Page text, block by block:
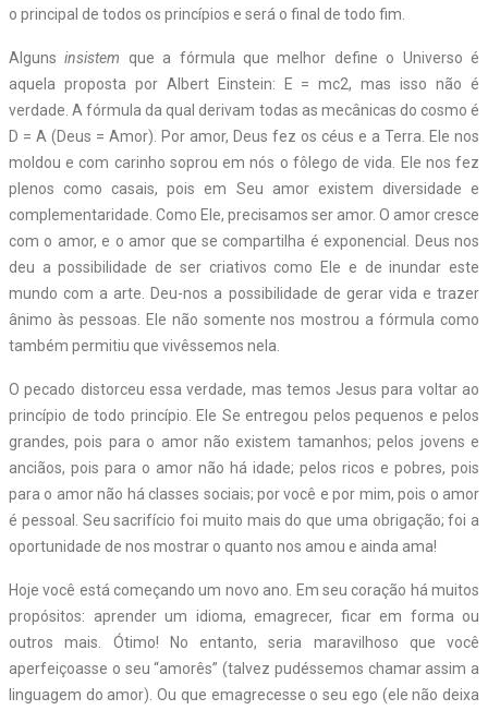
o principal de todos os princípios e será o final de todo fim.
Algunsinsistem que a fórmula que melhor define o Universo é
aquela proposta por Albert Einstein: E = mc2, mas isso não é
verdade. A fórmula da qual derivam todas as mecânicas do cosmo é
D = A (Deus = Amor). Por amor, Deus fez os céus e a Terra. Ele nos
moldou e com carinho soprou em nós o fôlego de vida. Ele nos fez
plenos como casais, pois em Seu amor existem diversidade e
complementaridade. Como Ele, precisamos ser amor. O amor cresce
com o amor, e o amor que se compartilha é exponencial. Deus nos
deu a possibilidade de ser criativos como Ele e de inundar este
mundo com a arte. Deu-nos a possibilidade de gerar vida e trazer
ânimo às pessoas. Ele não somente nos mostrou a fórmula como
também permitiu que vivêssemos nela.
O pecado distorceu essa verdade, mas temos Jesus para voltar ao
princípio de todo princípio. Ele Se entregou pelos pequenos e pelos
grandes, pois para o amor não existem tamanhos; pelos jovens e
anciãos, pois para o amor não há idade; pelos ricos e pobres, pois
para o amor não há classes sociais; por você e por mim, pois o amor
é pessoal. Seu sacrifício foi muito mais do que uma obrigação; foi a
oportunidade de nos mostrar o quanto nos amou e ainda ama!
Hoje você está começando um novo ano. Em seu coração há muitos
propósitos: aprender um idioma, emagrecer, ficar em forma ou
outros mais. Ótimo! No entanto, seria maravilhoso que você
aperfeiçoasse o seu “amorês” (talvez pudéssemos chamar assim a
linguagem do amor). Ou que emagrecesse o seu ego (ele não deixa